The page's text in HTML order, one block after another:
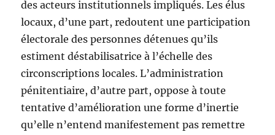
des acteurs institutionnels impliqués. Les élus
locaux, d’une part, redoutent une participation
électorale des personnes détenues qu’ils
estiment déstabilisatrice à l’échelle des
circonscriptions locales. L’administration
pénitentiaire, d’autre part, oppose à toute
tentative d’amélioration une forme d’inertie
qu’elle n’entend manifestement pas remettre